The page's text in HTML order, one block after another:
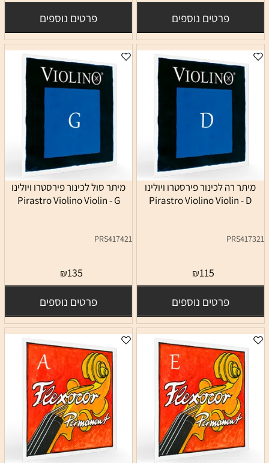
פרטים נוספים פרטים נוספים
מיתר רה לכינור פירסטרו ויולינו
Pirastro Violino Violin - D
PRS417321
₪115
פרטים נוספים
מיתר סול לכינור פירסטרו ויולינו
Pirastro Violino Violin - G
PRS417421
₪135
פרטים נוספים